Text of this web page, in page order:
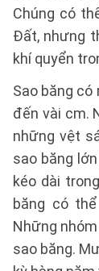
Chúng có
Đất, nhưng
khí quyển
Sao băng
đến vài cm.
những vệt
sao băng
kéo dài
băng có
Những
sao băng.